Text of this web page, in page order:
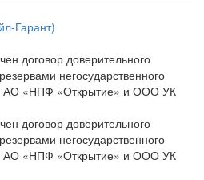
Гарант)
договор доверительного
негосударственного
АО «НПФ «Открытие» и ООО УК
договор доверительного
негосударственного
АО «НПФ «Открытие» и ООО УК